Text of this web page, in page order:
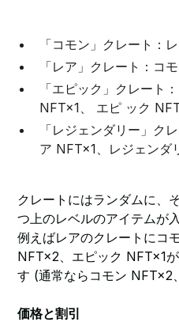
「コモン」クレート：
「レア」クレート：コ
「エピック」クレート
NFT×1、 エピ ック
「レジェンダリー」ク
ア NFT×1、レジェンダ
クレートにはランダムに、
つ上のレベルのアイテムが
例えばレアのクレートにコ
NFT×2、エピック NFT×1
す (通常ならコモン NFT×2
価格と割引